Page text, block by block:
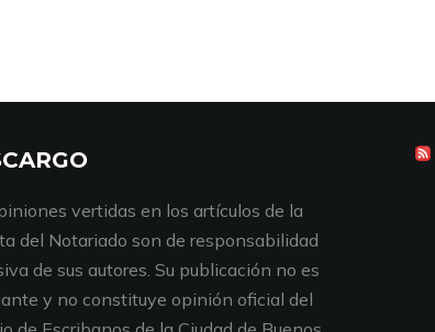
vertidas en los artículos de la
del Notariado son de responsabilidad
de sus autores. Su publicación no es
y no constituye opinión oficial del